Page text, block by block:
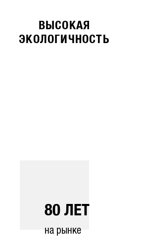
ВЫСОКАЯ
ЭКОЛОГИЧНОСТЬ
80 ЛЕТ
на рынке